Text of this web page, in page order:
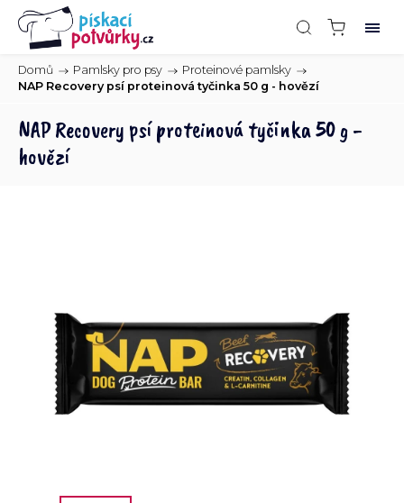
Domů / Pamlsky pro psy / Proteinové pamlsky /
NAP Recovery psí proteinová tyčinka 50 g - hovězí
NAP Recovery psí proteinová tyčinka 50 g -
hovězí